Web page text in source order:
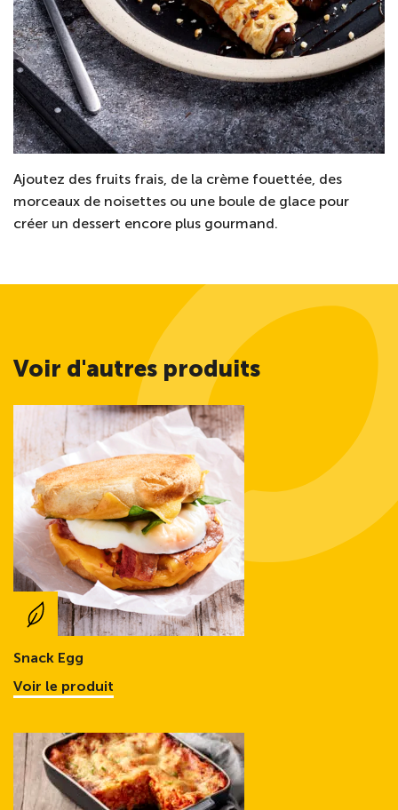
Ajoutez des fruits frais, de la crème fouettée, des
morceaux de noisettes ou une boule de glace pour
créer un dessert encore plus gourmand.
Voir d'autres produits
Snack Egg
Voir le produit